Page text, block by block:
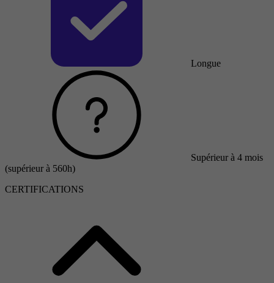
Longue
Supérieur à 4 mois
(supérieur à 560h)
CERTIFICATIONS